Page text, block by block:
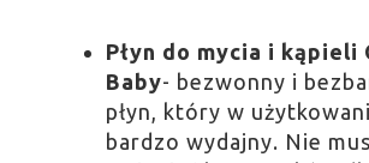
Płyn do mycia i kąpieli
Baby- bezwonny i
płyn, który w
bardzo wydajny. Nie